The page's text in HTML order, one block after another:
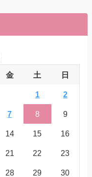
金 土 日
1 2
7 8 9
14 15 16
21 22 23
28 29 30